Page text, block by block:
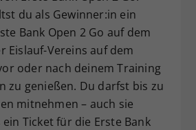
du als Gewinner:in ein
Bank Open 2 Go auf dem
Eislauf-Vereins auf dem
oder nach deinem Training
zu genießen. Du darfst bis zu
mitnehmen – auch sie
Ticket für die Erste Bank
Wert speichert Ihre Consent-
Unter anderem eine
generierte ID, für die
Speicherung Ihrer
Einstellungen, falls der
Betreiber dies eingestellt